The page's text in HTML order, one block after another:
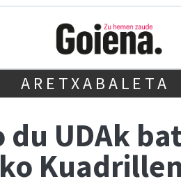
ARETXABALETA
UDAk